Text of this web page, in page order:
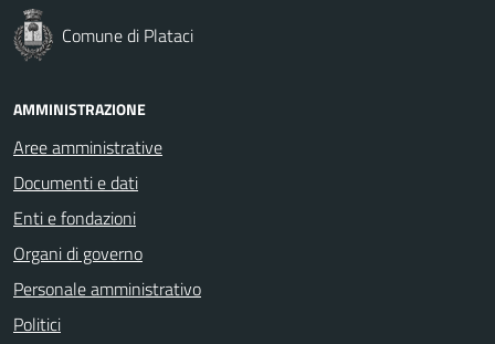
Comune di Plataci
AMMINISTRAZIONE
Aree amministrative
Documenti e dati
Enti e fondazioni
Organi di governo
Personale amministrativo
Politici